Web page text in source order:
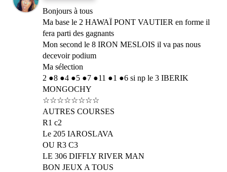
Bonjours à tous
Ma base le 2 HAWAÏ PONT VAUTIER en forme il
fera parti des gagnants
Mon second le 8 IRON MESLOIS il va pas nous
decevoir podium
Ma sélection
2 ●8 ●4 ●5 ●7 ●11 ●1 ●6 si np le 3 IBERIK
MONGOCHY
☆☆☆☆☆☆☆☆
AUTRES COURSES
R1 c2
Le 205 IAROSLAVA
OU R3 C3
LE 306 DIFFLY RIVER MAN
BON JEUX A TOUS